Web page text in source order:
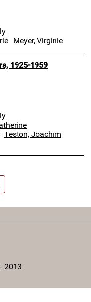
Meyer, Virginie
1925-1959
Teston, Joachim
2013